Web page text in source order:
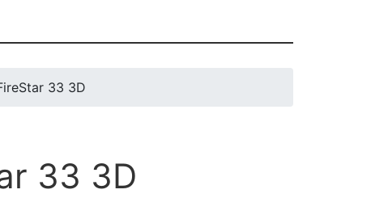
33 3D
33 3D